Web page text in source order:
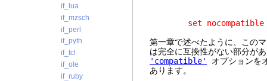
if_lua
if_mzsch
if_perl
if_pyth
if_tcl
if_ole
if_ruby
set nocompatible
第一章で述べたように、この
は完全に互換性がない部分が
'compatible'
オプションを
あります。